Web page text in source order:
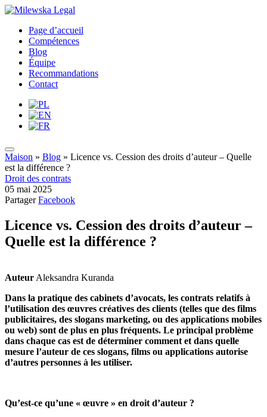
Page d’accueil
Compétences
Blog
Équipe
Recommandations
Contact
Maison » Blog » Licence vs. Cession des droits d’auteur – Quelle
est la différence ?
Droit des contrats
05 mai 2025
Partager Facebook
Licence vs. Cession des droits d’auteur –
Quelle est la différence ?
Auteur Aleksandra Kuranda
Dans la pratique des cabinets d’avocats, les contrats relatifs à
l’utilisation des œuvres créatives des clients (telles que des films
publicitaires, des slogans marketing, ou des applications mobiles
ou web) sont de plus en plus fréquents. Le principal problème
dans chaque cas est de déterminer comment et dans quelle
mesure l’auteur de ces slogans, films ou applications autorise
d’autres personnes à les utiliser.
Qu’est-ce qu’une « œuvre » en droit d’auteur ?